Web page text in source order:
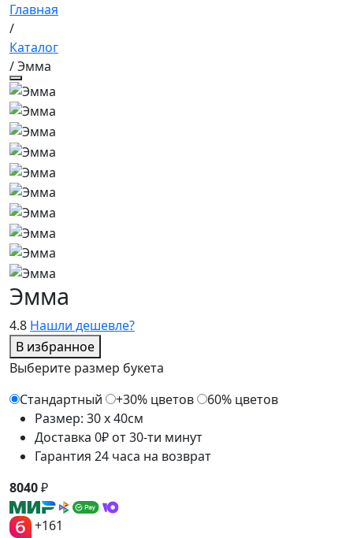
Главная
/
Каталог
/ Эмма
4.8 Нашли дешевле?
В избранное
Эмма
Выберите размер букета
Стандартный
+30% цветов
60% цветов
Размер: 30 x 40см
Доставка 0₽ от 30-ти минут
Гарантия 24 часа на возврат
8040₽
+161